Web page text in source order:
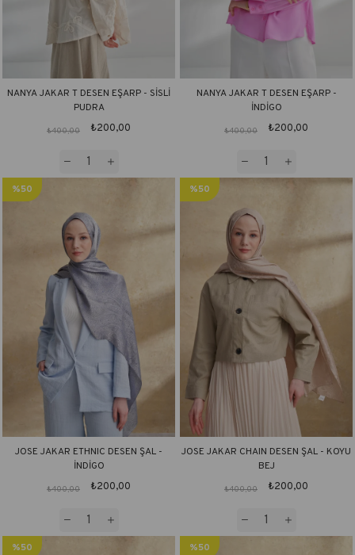
NANYA JAKAR T DESEN EŞARP - SİSLİ
PUDRA
₺200,00
₺400,00
NANYA JAKAR T DESEN EŞARP -
İNDİGO
₺200,00
₺400,00
JOSE JAKAR ETHNIC DESEN ŞAL -
İNDİGO
₺200,00
₺400,00
%50
JOSE JAKAR CHAIN DESEN ŞAL - KOYU
BEJ
₺200,00
₺400,00
%50
%50
%50